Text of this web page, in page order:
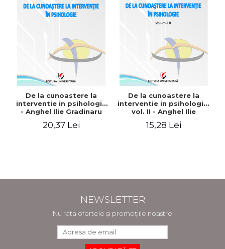
De la cunoastere la
interventie in psihologie
- Anghel Ilie Gradinaru
20,37 Lei
De la cunoastere la
interventie in psihologie,
vol. II - Anghel Ilie
15,28 Lei
NEWSLETTER
Nu rata ofertele și promoțiile noastre